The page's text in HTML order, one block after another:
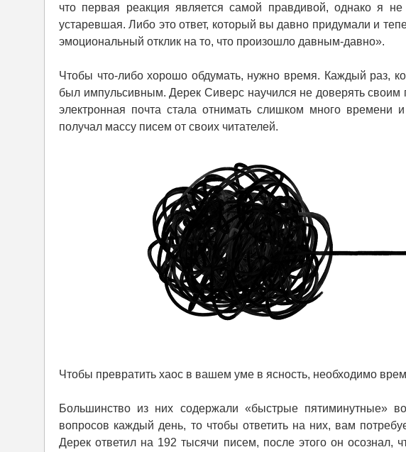
что первая реакция является самой правдивой, однако я
устаревшая. Либо это ответ, который вы давно придумали и
эмоциональный отклик на то, что произошло давным-давно».
Чтобы что-либо хорошо обдумать, нужно время. Каждый раз,
был импульсивным. Дерек Сиверс научился не доверять
электронная почта стала отнимать слишком много времени
получал массу писем от своих читателей.
Чтобы превратить хаос в вашем уме в ясность, необходимо
Большинство из них содержали «быстрые пятиминутные»
вопросов каждый день, то чтобы ответить на них, вам
Дерек ответил на 192 тысячи писем, после этого он осознал,